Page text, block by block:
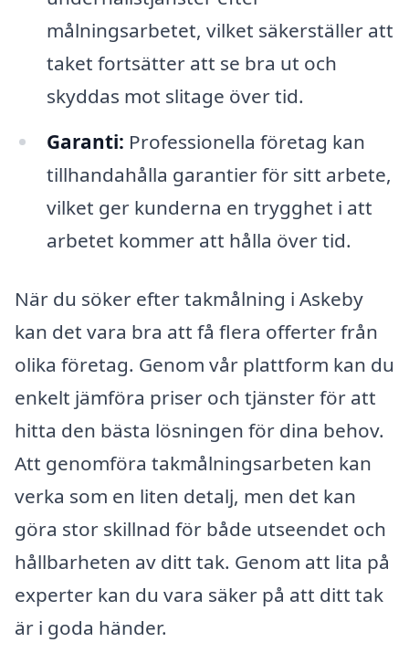
målningsarbetet, vilket säkerställer att
taket fortsätter att se bra ut och
skyddas mot slitage över tid.
Garanti: Professionella företag kan
tillhandahålla garantier för sitt arbete,
vilket ger kunderna en trygghet i att
arbetet kommer att hålla över tid.
När du söker efter takmålning i Askeby
kan det vara bra att få flera offerter från
olika företag. Genom vår plattform kan du
enkelt jämföra priser och tjänster för att
hitta den bästa lösningen för dina behov.
Att genomföra takmålningsarbeten kan
verka som en liten detalj, men det kan
göra stor skillnad för både utseendet och
hållbarheten av ditt tak. Genom att lita på
experter kan du vara säker på att ditt tak
är i goda händer.